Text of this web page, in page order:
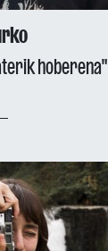
hoberena"